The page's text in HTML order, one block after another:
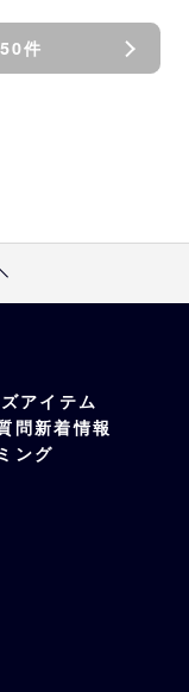
件
アイテム
問新着情報
ング